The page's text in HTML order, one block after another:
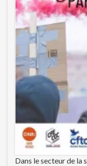
Dans le secteur de la